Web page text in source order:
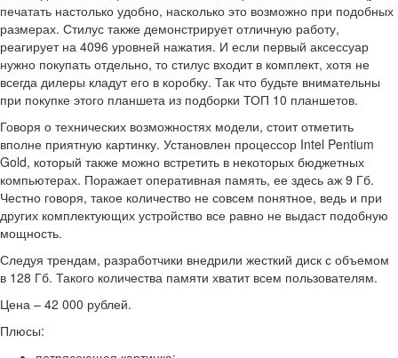
печатать настолько удобно, насколько это возможно при подобных
размерах. Стилус также демонстрирует отличную работу,
реагирует на 4096 уровней нажатия. И если первый аксессуар
нужно покупать отдельно, то стилус входит в комплект, хотя не
всегда дилеры кладут его в коробку. Так что будьте внимательны
при покупке этого планшета из подборки ТОП 10 планшетов.
Говоря о технических возможностях модели, стоит отметить
вполне приятную картинку. Установлен процессор Intel Pentium
Gold, который также можно встретить в некоторых бюджетных
компьютерах. Поражает оперативная память, ее здесь аж 9 Гб.
Честно говоря, такое количество не совсем понятное, ведь и при
других комплектующих устройство все равно не выдаст подобную
мощность.
Следуя трендам, разработчики внедрили жесткий диск с объемом
в 128 Гб. Такого количества памяти хватит всем пользователям.
Цена – 42 000 рублей.
Плюсы: